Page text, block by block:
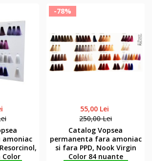
amoniac
Color
-78%
55,00 Lei
250,00 Lei
Catalog Vopsea
permanenta fara amoniac
si fara PPD, Nook Virgin
Color 84 nuante